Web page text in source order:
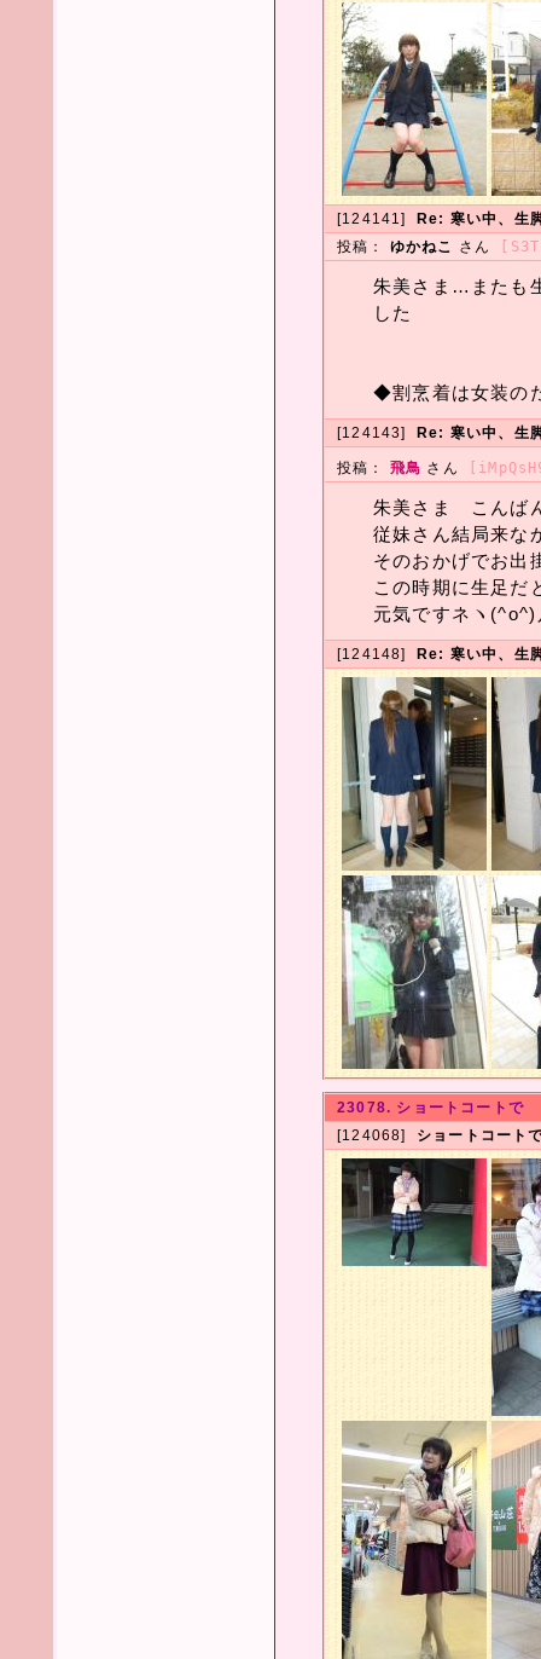
[124141]
Re: 寒い中、生
投稿： ゆかねこ さん
朱美さま…またも
した
◆割烹着は女装の
[124143] Re: 寒い中、生
投稿： 飛鳥 さん
朱美さま こんば
従妹さん結局来な
そのおかげでお出
この時期に生足
元気ですネヽ(^o^)
[124148] Re: 寒い中、生
23078. ショートコートで
[124068] ショートコート